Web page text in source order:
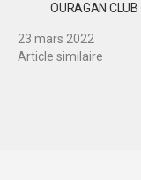
OURAGAN CLUB
23 mars 2022
Article similaire